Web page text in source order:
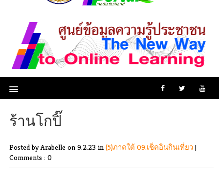
ร้านโกปิ๊
Posted by Arabelle on 9.2.23 in (5)ภาคใต้ 09.เช็คอินกินเที่ยว |
Comments : 0